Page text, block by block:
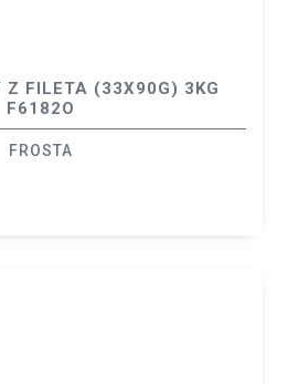
Z FILETA (33X90G) 3KG
F6182O
FROSTA